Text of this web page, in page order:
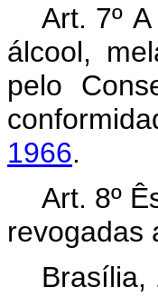
Art. 7º
álcool,
pelo
1966.
Art. 8º
revogadas
Brasília,